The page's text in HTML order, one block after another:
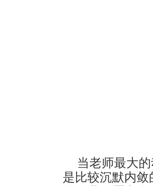
当老师最大
是比较沉默内